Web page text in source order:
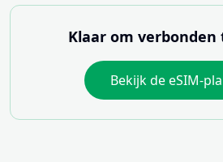
Klaar om verbonden
Bekijk de eSIM-